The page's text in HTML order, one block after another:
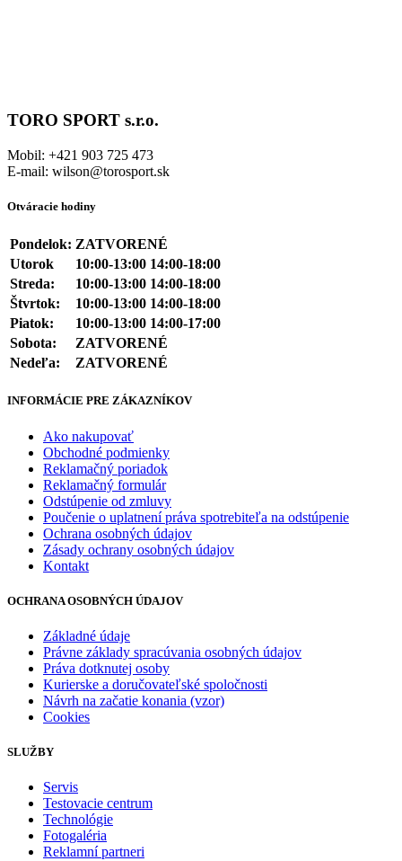
TORO SPORT s.r.o.
Mobil: +421 903 725 473
E-mail: wilson@torosport.sk
Otváracie hodiny
Pondelok: ZATVORENÉ
Utorok
10:00-13:00 14:00-18:00
Streda:
10:00-13:00 14:00-18:00
Štvrtok:
10:00-13:00 14:00-18:00
Piatok:
10:00-13:00 14:00-17:00
Sobota:
ZATVORENÉ
Nedeľa:
ZATVORENÉ
INFORMÁCIE PRE ZÁKAZNÍKOV
Ako nakupovať
Obchodné podmienky
Reklamačný poriadok
Reklamačný formulár
Odstúpenie od zmluvy
Poučenie o uplatnení práva spotrebiteľa na odstúpenie
Ochrana osobných údajov
Zásady ochrany osobných údajov
Kontakt
OCHRANA OSOBNÝCH ÚDAJOV
Základné údaje
Právne základy spracúvania osobných údajov
Práva dotknutej osoby
Kurierske a doručovateľské spoločnosti
Návrh na začatie konania (vzor)
Cookies
SLUŽBY
Servis
Testovacie centrum
Technológie
Fotogaléria
Reklamní partneri